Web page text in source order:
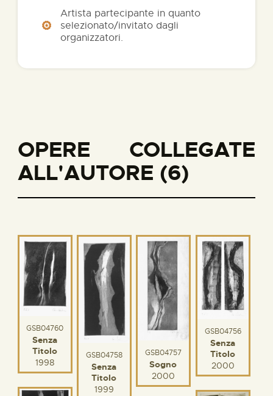
Artista partecipante in quanto
selezionato/invitato dagli
organizzatori.
OPERE COLLEGATE
ALL'AUTORE (6)
GSB04760
Senza
Titolo
1998
GSB04758
Senza
Titolo
1999
GSB04757
Sogno
2000
GSB04756
Senza
Titolo
2000